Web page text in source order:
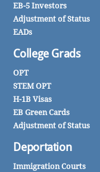
EB-5 Investors
Adjustment of Status
EADs
College Grads
OPT
STEM OPT
H-1B Visas
EB Green Cards
Adjustment of Status
Deportation
Immigration Courts